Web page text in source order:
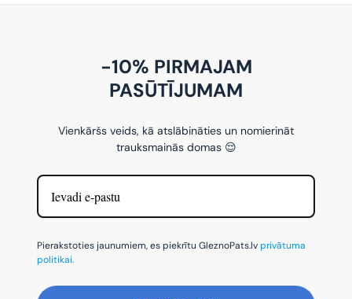
-10% PIRMAJAM
PASŪTĪJUMAM
Vienkāršs veids, kā atslābināties un nomierināt
trauksmainās domas 😌
Pierakstoties jaunumiem, es piekrītu GleznoPats.lvprivātuma
politikai.